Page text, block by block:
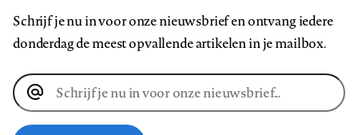
Schrijf je nu in voor onze nieuwsbrief en ontvang iedere
donderdag de meest opvallende artikelen in je mailbox.
E-
mailadres